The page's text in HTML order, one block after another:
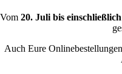
Vom 20. Juli bis
Auch Eure